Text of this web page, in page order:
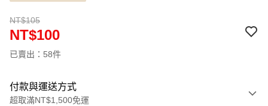
NT$105
NT$100
已賣出：58件
付款與運送方式
超取滿NT$1,500免運